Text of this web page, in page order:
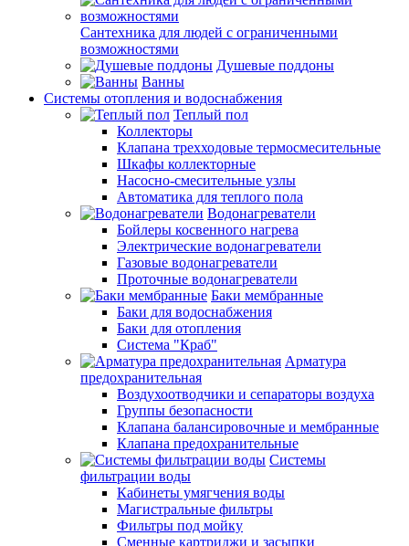
Сантехника для людей с ограниченными
возможностями
Душевые поддоны
Ванны
Системы отопления и водоснабжения
Теплый пол
Коллекторы
Клапана трехходовые термосмесительные
Шкафы коллекторные
Насосно-смесительные узлы
Автоматика для теплого пола
Водонагреватели
Бойлеры косвенного нагрева
Электрические водонагреватели
Газовые водонагреватели
Проточные водонагреватели
Баки мембранные
Баки для водоснабжения
Баки для отопления
Система "Краб"
Арматура
предохранительная
Воздухоотводчики и сепараторы воздуха
Группы безопасности
Клапана балансировочные и мембранные
Клапана предохранительные
Системы
фильтрации воды
Кабинеты умягчения воды
Магистральные фильтры
Фильтры под мойку
Сменные картриджи и засыпки